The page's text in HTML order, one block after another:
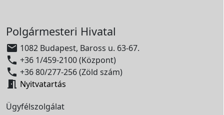
Polgármesteri Hivatal
 1082 Budapest, Baross u. 63-67.
 +36 1/459-2100 (Központ)
 +36 80/277-256 (Zöld szám)
 Nyitvatartás
Ügyfélszolgálat